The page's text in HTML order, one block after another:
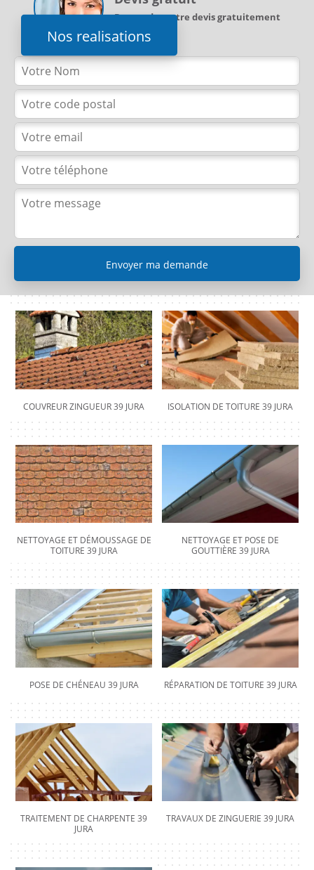
Nos realisations
Demandez votre devis gratuitement
COUVREUR ZINGUEUR 39 JURA ISOLATION DE TOITURE 39 JURA
NETTOYAGE ET DÉMOUSSAGE DE
TOITURE 39 JURA
NETTOYAGE ET POSE DE
GOUTTIÈRE 39 JURA
POSE DE CHÉNEAU 39 JURA RÉPARATION DE TOITURE 39 JURA
TRAITEMENT DE CHARPENTE 39
JURA
TRAVAUX DE ZINGUERIE 39 JURA